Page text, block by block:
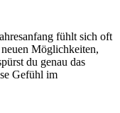
fühlt sich oft
Möglichkeiten,
du genau das
Gefühl im